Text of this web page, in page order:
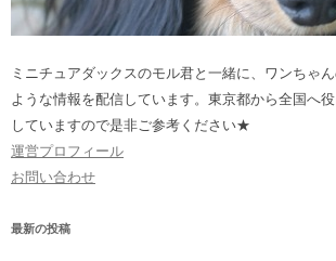
ミニチュアダックスのモル君と一緒に、ワンちゃ
ような情報を配信しています。東京都から全国へ
していますので是非ご参考ください★
運営プロフィール
お問い合わせ
最新の投稿